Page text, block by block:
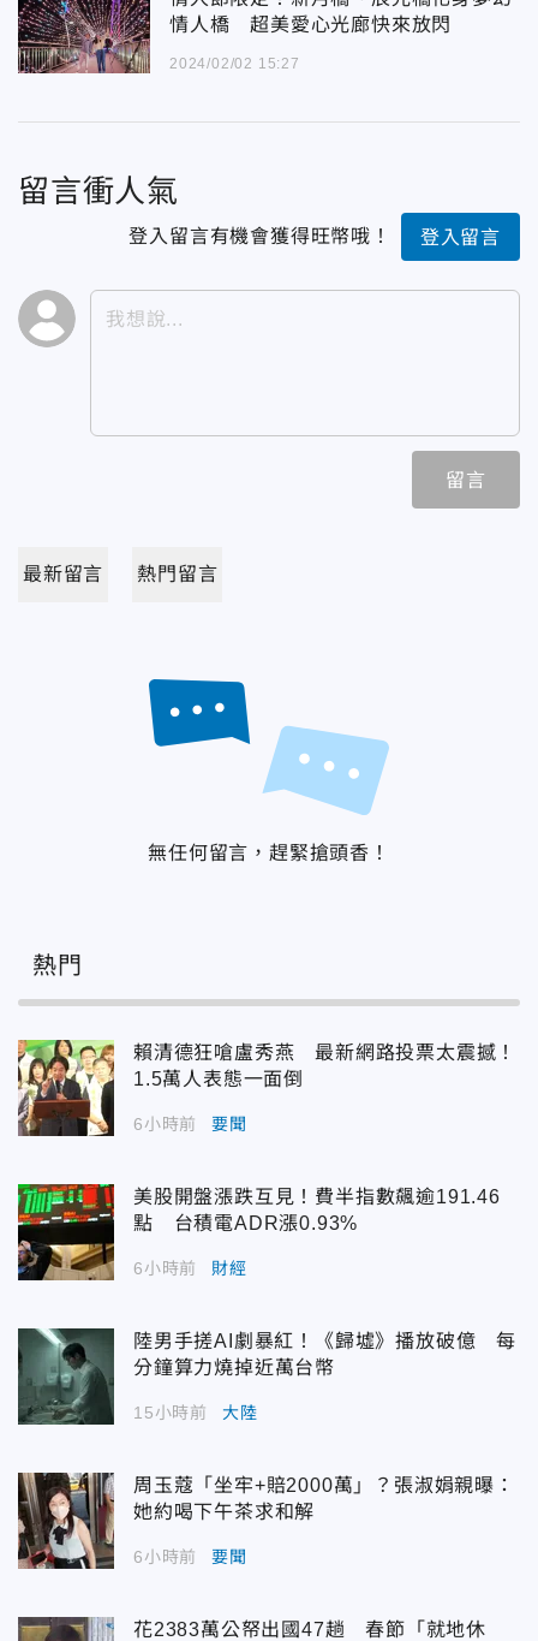
情人橋 超美愛心光廊快來放閃
2024/02/02 15:27
留言衝人氣
登入留言有機會獲得旺幣哦！ 登入留言
留言
最新留言 熱門留言
無任何留言，趕緊搶頭香！
熱門
賴清德狂嗆盧秀燕 最新網路投票太震撼！
1.5萬人表態一面倒
6小時前 要聞
美股開盤漲跌互見！費半指數飆逾191.46
點 台積電ADR漲0.93%
6小時前 財經
陸男手搓AI劇暴紅！《歸墟》播放破億 每
分鐘算力燒掉近萬台幣
15小時前 大陸
周玉蔻「坐牢+賠2000萬」？張淑娟親曝：
她約喝下午茶求和解
6小時前 要聞
花2383萬公帑出國47趟 春節「就地休